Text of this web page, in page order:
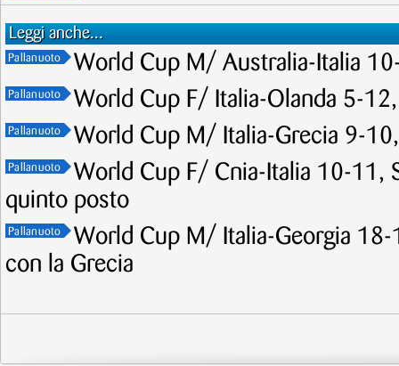
Leggi anche...
Pallanuoto World Cup M/ Australia-Italia
Pallanuoto World Cup F/ Italia-Olanda 5-
Pallanuoto World Cup M/ Italia-Grecia 9-
Pallanuoto
World Cup F/ Cnia-Italia 10-11,
quinto posto
Pallanuoto
World Cup M/ Italia-Georgia
con la Grecia